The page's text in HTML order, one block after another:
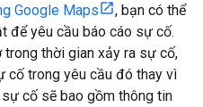
Google Maps
, bạn có thể
để yêu cầu báo cáo sự cố.
trong thời gian xảy ra sự cố,
cố trong yêu cầu đó thay vì
cố sẽ bao gồm thông tin